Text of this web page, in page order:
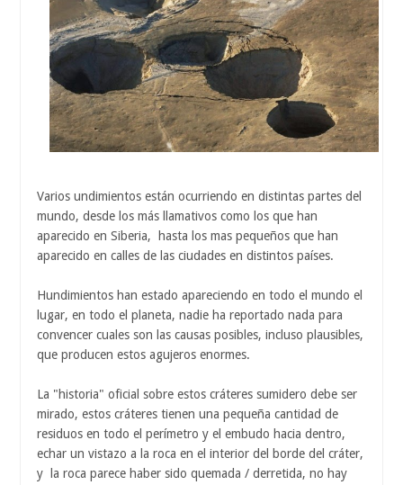
Varios undimientos están ocurriendo en distintas partes del
mundo, desde los más llamativos como los que han
aparecido en Siberia, hasta los mas pequeños que han
aparecido en calles de las ciudades en distintos países.
Hundimientos han estado apareciendo en todo el mundo el
lugar, en todo el planeta, nadie ha reportado nada para
convencer cuales son las causas posibles, incluso plausibles,
que producen estos agujeros enormes.
La "historia" oficial sobre estos cráteres sumidero debe ser
mirado, estos cráteres tienen una pequeña cantidad de
residuos en todo el perímetro y el embudo hacia dentro,
echar un vistazo a la roca en el interior del borde del cráter,
y la roca parece haber sido quemada / derretida, no hay